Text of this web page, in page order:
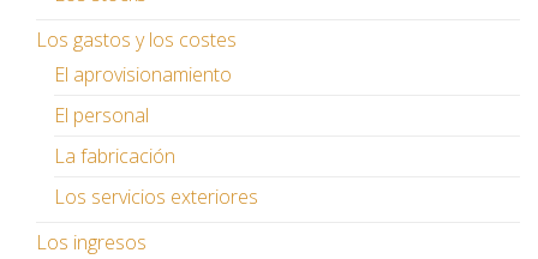
Los gastos y los costes
El aprovisionamiento
El personal
La fabricación
Los servicios exteriores
Los ingresos